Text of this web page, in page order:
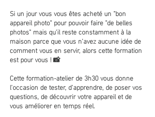
Si un jour vous vous êtes acheté un "bon
appareil photo" pour pouvoir faire "de belles
photos" mais qu'il reste constamment à la
maison parce que vous n'avez aucune idée de
comment vous en servir, alors cette formation
est pour vous ! 📸
Cette formation-atelier de 3h30 vous donne
l'occasion de tester, d'apprendre, de poser vos
questions, de découvrir votre appareil et de
vous améliorer en temps réel.